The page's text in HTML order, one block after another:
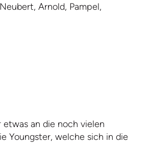
Arnold, Pampel,
an die noch vielen
Youngster, welche sich in die